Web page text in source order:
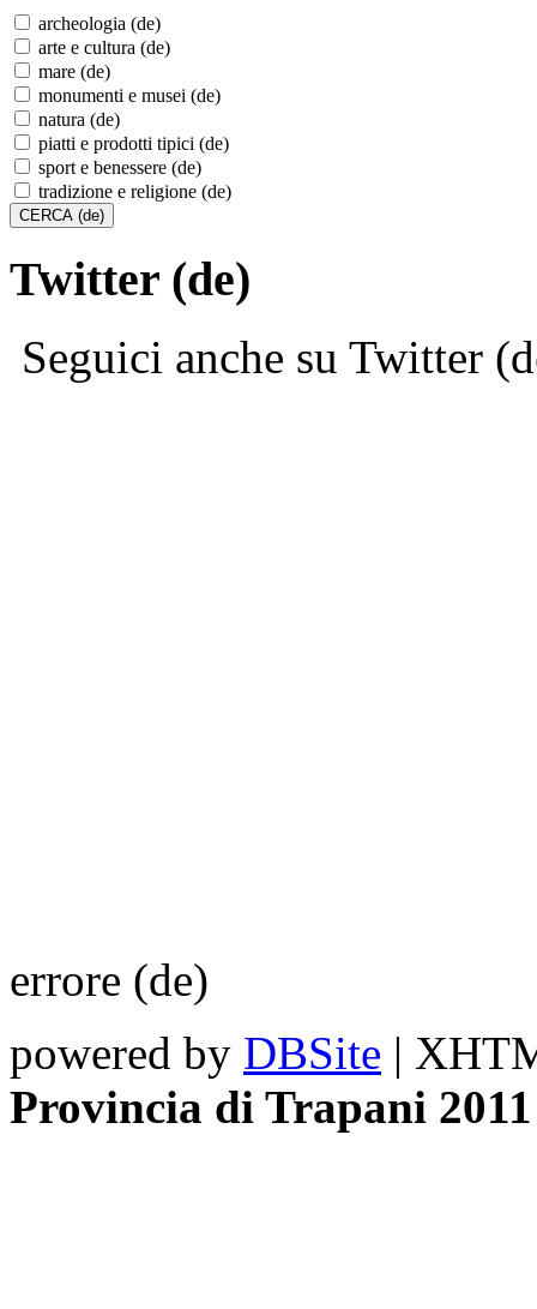
archeologia (de)
arte e cultura (de)
mare (de)
monumenti e musei (de)
natura (de)
piatti e prodotti tipici (de)
sport e benessere (de)
tradizione e religione (de)
Twitter (de)
Seguici anche su Twitter
errore (de)
powered by DBSite |
Provincia di Trapani 2011